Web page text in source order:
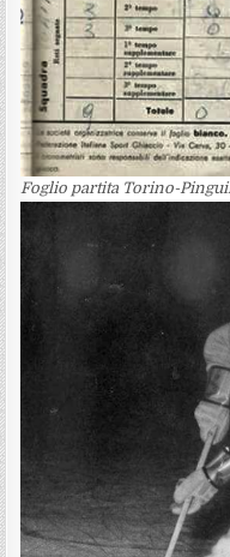
Foglio partita Torino-